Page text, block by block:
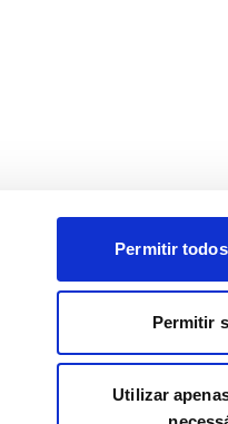
Permitir
Permitir
Utilizar